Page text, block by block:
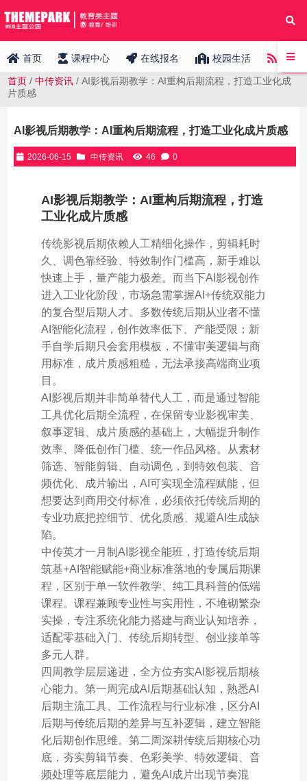
首页 课程中心 在线报名 校园生活 中传
首页 /中传资讯 / AI影视后期教学：AI重构后期流程，打造工业化成
片质感
AI影视后期教学：AI重构后期流程，打造工业化成片质感
2026-06-15 中传资讯 46 0
AI影视后期教学：AI重构后期流程，打造
工业化成片质感
传统影视后期依赖人工精细化操作，剪辑耗时
久、调色靠经验、特效制作门槛高，新手难以
快速上手，量产能力极差。而当下AI影视创作
进入工业化阶段，市场急需掌握AI+传统双能力
的复合型后期人才。多数传统后期从业者不懂
AI智能化流程，创作效率低下、产能受限；新
手自学后期只会套用模板，不懂审美逻辑与商
用标准，成片质感粗糙，无法承接高端商业项
目。
AI影视后期并非简单替代人工，而是通过智能
工具优化后期全流程，在保留专业影视审美、
叙事逻辑、成片质感的基础上，大幅提升制作
效率、降低创作门槛、统一作品风格。从素材
筛选、智能剪辑、自动调色，到特效包装、音
频优化、成片输出，AI可实现全流程赋能，但
想要达到商用交付标准，必须依托传统后期的
专业功底把控细节、优化质感、规避AI生成缺
陷。
中传英才一月制AI影视全能班，打造传统后期
筑基+AI智能赋能+商业标准落地的专属后期课
程，区别于单一软件教学、纯工具科普的低端
课程。课程兼顾专业性与实用性，不堆砌繁杂
实操，专注系统化能力搭建与商业认知培养，
适配零基础入门、传统后期转型、创业接单等
多元人群。
四周教学层层递进，全方位夯实AI影视后期核
心能力。第一周完成AI后期基础认知，熟悉AI
后期主流工具、工作流程与行业标准，区分AI
后期与传统后期的差异与互补逻辑，建立智能
化后期创作思维。第二周深耕传统后期核心功
底，夯实剪辑节奏、色彩美学、特效逻辑、音
频处理等底层能力，避免AI成片出现节奏混